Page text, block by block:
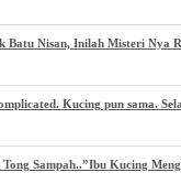
Batu Nisan, Inilah Misteri Nya
Kucing pun sama.
Sampah..”Ibu Kucing